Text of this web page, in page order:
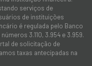
serviços de
de instituições
é regulada pelo Banco
3.110, 3.954 e 3.959.
de solicitação de
taxas antecipadas na